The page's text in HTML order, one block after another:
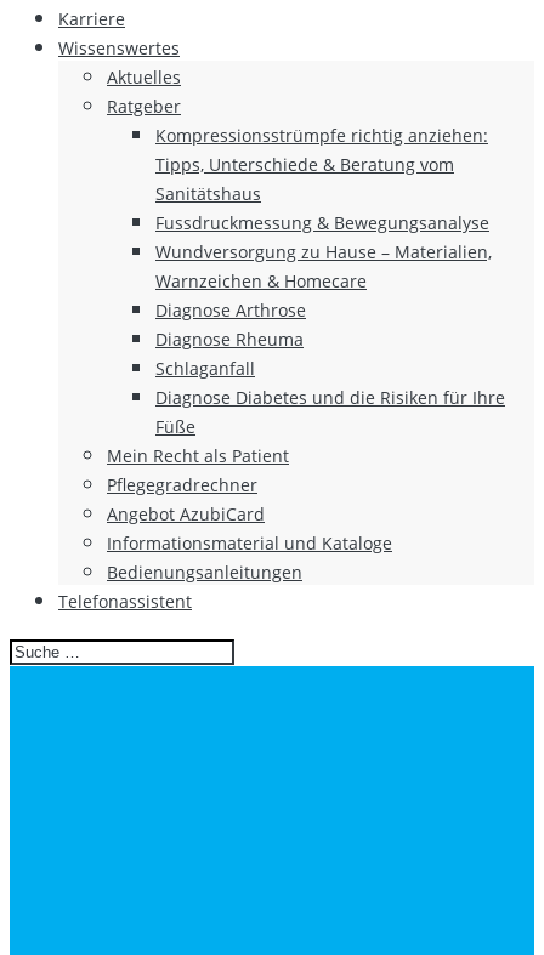
Karriere
Wissenswertes
Aktuelles
Ratgeber
Kompressionsstrümpfe richtig anziehen:
Tipps, Unterschiede & Beratung vom
Sanitätshaus
Fussdruckmessung & Bewegungsanalyse
Wundversorgung zu Hause – Materialien,
Warnzeichen & Homecare
Diagnose Arthrose
Diagnose Rheuma
Schlaganfall
Diagnose Diabetes und die Risiken für Ihre
Füße
Mein Recht als Patient
Pflegegradrechner
Angebot AzubiCard
Informationsmaterial und Kataloge
Bedienungsanleitungen
Telefonassistent
Search